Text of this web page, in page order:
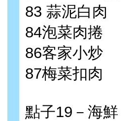
83 蒜泥白肉
84泡菜肉捲
86客家小炒
87梅菜扣肉
點子19－海鮮